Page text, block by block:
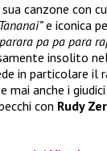
canzone con
e iconica
pa pa para
insolito
in particolare il
mai anche i
con Rudy